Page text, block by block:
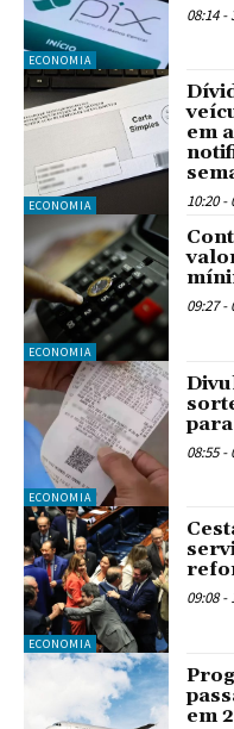
ECONOMIA
08:14 -
ECONOMIA
em
10:20 -
ECONOMIA
09:27 -
ECONOMIA
08:55 -
ECONOMIA
09:08 -
em